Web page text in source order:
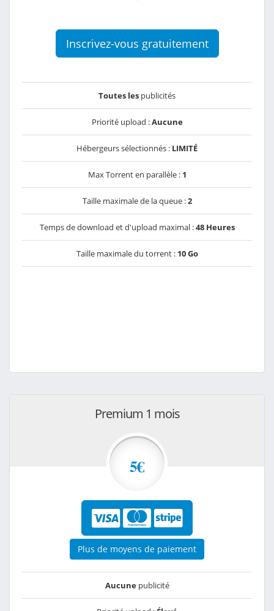
Inscrivez-vous gratuitement
Toutes les publicités
Priorité upload :Aucune
Hébergeurs sélectionnés : LIMITÉ
Max Torrent en parallèle : 1
Taille maximale de la queue :2
Temps de download et d'upload maximal :48 Heures
Taille maximale du torrent : 10 Go
Premium 1 mois
5€
Plus de moyens de paiement
Aucunepublicité